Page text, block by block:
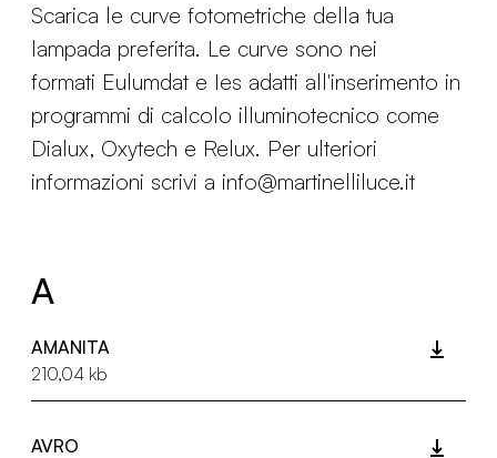
Scarica le curve fotometriche della tua
lampada preferita. Le curve sono nei
formati Eulumdat e Ies adatti all'inserimento in
programmi di calcolo illuminotecnico come
Dialux, Oxytech e Relux. Per ulteriori
informazioni scrivi a info@martinelliluce.it
A
AMANITA
210,04 kb
AVRO